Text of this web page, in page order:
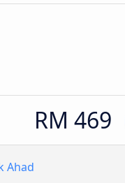
RM 469
Ahad